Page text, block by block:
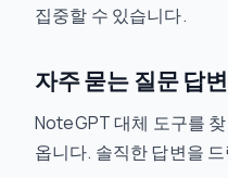
집중할 수 있습니다.
자주 묻는 질문 답변
NoteGPT 대체 도구를
옵니다. 솔직한 답변을